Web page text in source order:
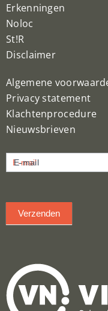
Erkenningen
Noloc
St!R
Disclaimer
Algemene
Privacy statement
Klachtenprocedure
Nieuwsbrieven
inschrijven
E-mail
Verzenden